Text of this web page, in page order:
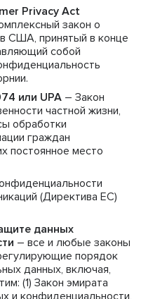
Privacy Act
закон о
США, принятый в конце
собой
или UPA – Закон
частной жизни,
обработки
граждан
постоянное место
(Директива ЕС)
данных
– все и любые законы
порядок
данных, включая,
(1) Закон эмирата
и конфиденциальности,